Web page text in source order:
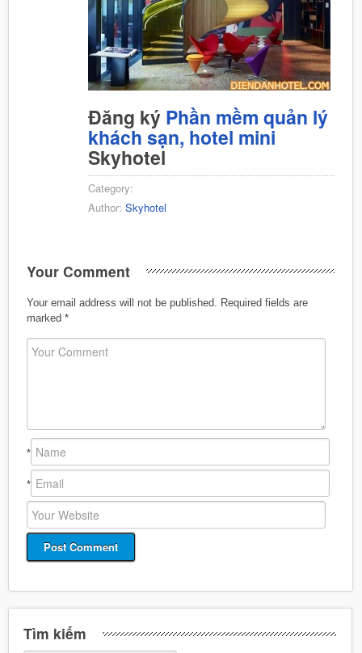
Đăng ký Phần mềm quản lý
khách sạn, hotel mini
Skyhotel
Category:
Author: Skyhotel
Your Comment
Your email address will not be published.
Required fields are
marked *
*
*
Tìm kiếm